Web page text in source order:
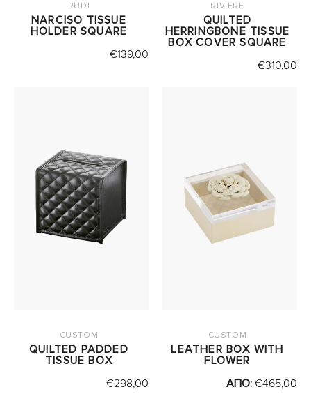
RUDI
NARCISO TISSUE
HOLDER SQUARE
€139,00
RIVIERE
QUILTED
HERRINGBONE TISSUE
BOX COVER SQUARE
€310,00
CUSTOM
QUILTED PADDED
TISSUE BOX
€298,00
CUSTOM
LEATHER BOX WITH
FLOWER
ΑΠΟ: €465,00